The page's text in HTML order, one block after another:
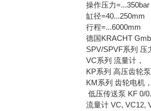
操作压力=...350bar
缸径=40...250mm
行程=...6000mm
德国KRACHT
SPV/SPVF系列 压
VC系列 流量计，
KP系列 高压齿轮
KM系列 齿轮电机
低压传送泵 KF 0/
流量计 VC, VC12,